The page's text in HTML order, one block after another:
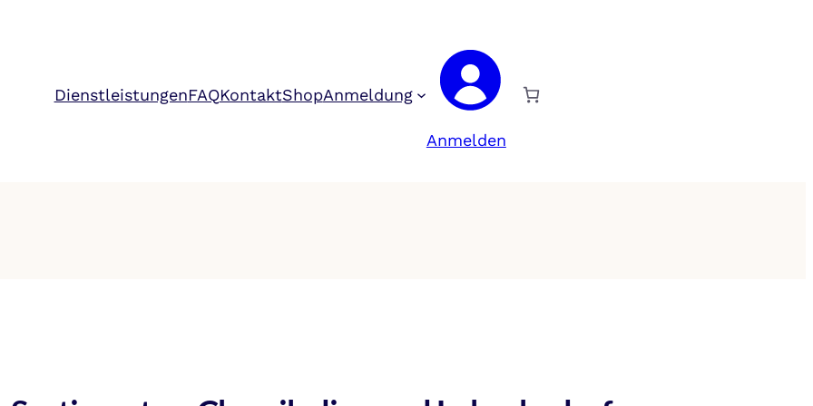
DienstleistungenFAQKontaktShopAnmeldung
Anmelden